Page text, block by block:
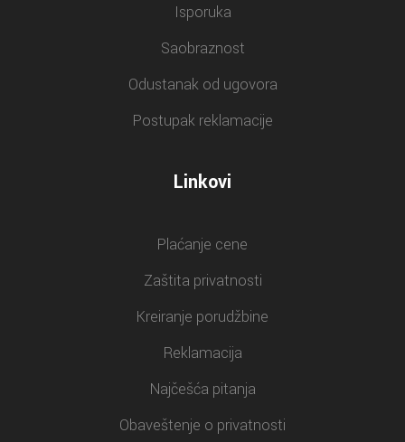
Isporuka
Saobraznost
Odustanak od ugovora
Postupak reklamacije
Linkovi
Plaćanje cene
Zaštita privatnosti
Kreiranje porudžbine
Reklamacija
Najčešća pitanja
Obaveštenje o privatnosti